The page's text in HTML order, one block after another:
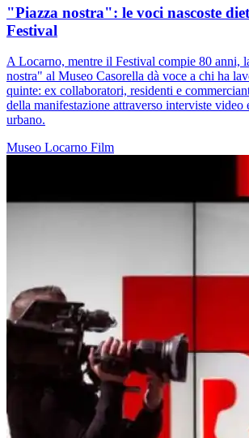
"Piazza nostra": le voci nascoste
Festival
A Locarno, mentre il Festival compie 80 anni,
nostra" al Museo Casorella dà voce a chi ha
quinte: ex collaboratori, residenti e
della manifestazione attraverso interviste video
urbano.
Museo Locarno Film